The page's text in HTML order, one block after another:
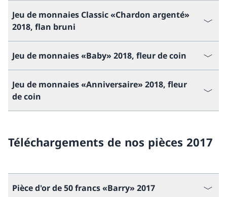
Jeu de monnaies Classic «Chardon argenté»
2018, flan bruni
Jeu de monnaies «Baby» 2018, fleur de coin
Jeu de monnaies «Anniversaire» 2018, fleur
de coin
Téléchargements de nos pièces 2017
Pièce d'or de 50 francs «Barry» 2017